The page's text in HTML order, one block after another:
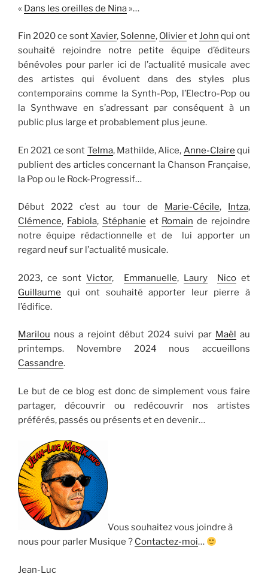
« Dans les oreilles de Nina »…
Fin 2020 ce sontXavier, Solenne, OlivieretJohn qui ont
souhaité rejoindre notre petite équipe d’éditeurs
bénévoles pour parler ici de l’actualité musicale avec
des artistes qui évoluent dans des styles plus
contemporains comme la Synth-Pop, l’Electro-Pop ou
la Synthwave en s’adressant par conséquent à un
public plus large et probablement plus jeune.
En 2021 ce sont Telma, Mathilde, Alice, Anne-Claire qui
publient des articles concernant la Chanson Française,
la Pop ou le Rock-Progressif…
Début 2022 c’est au tour de Marie-Cécile, Intza,
Clémence, Fabiola, Stéphanie et Romain de rejoindre
notre équipe rédactionnelle et de lui apporter un
regard neuf sur l’actualité musicale.
2023, ce sontVictor, Emmanuelle, Laury Nicoet
Guillaume qui ont souhaité apporter leur pierre à
l’édifice.
Marilou nous a rejoint début 2024 suivi par Maël
au
printemps. Novembre 2024 nous accueillons
Cassandre.
Le but de ce blog est donc de simplement vous faire
partager, découvrir ou redécouvrir nos artistes
préférés, passés ou présents et en devenir…
Vous souhaitez vous joindre à
nous pour parler Musique ? Contactez-moi…
Jean-Luc